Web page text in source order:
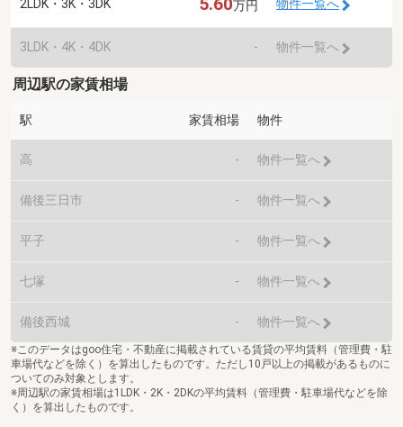
2LDK・3K・3DK 5.60万円 物件一覧へ
3LDK・4K・4DK - 物件一覧へ
周辺駅の家賃相場
駅 家賃相場 物件
高 - 物件一覧へ
備後三日市 - 物件一覧へ
平子 - 物件一覧へ
七塚 - 物件一覧へ
備後西城 - 物件一覧へ
※このデータはgoo住宅・不動産に掲載されている賃貸の平均賃料（管理費・駐
車場代などを除く）を算出したものです。ただし10戸以上の掲載があるものに
ついてのみ対象とします。
※周辺駅の家賃相場は1LDK・2K・2DKの平均賃料（管理費・駐車場代などを除
く）を算出したものです。